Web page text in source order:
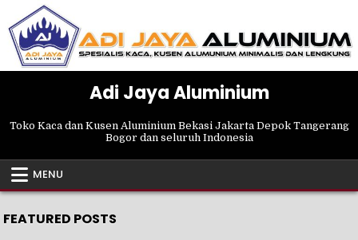
content
Adi Jaya Aluminium
Toko Kaca dan Kusen Aluminium Bekasi Jakarta Depok Tangerang
Bogor dan seluruh Indonesia
MENU
FEATURED POSTS